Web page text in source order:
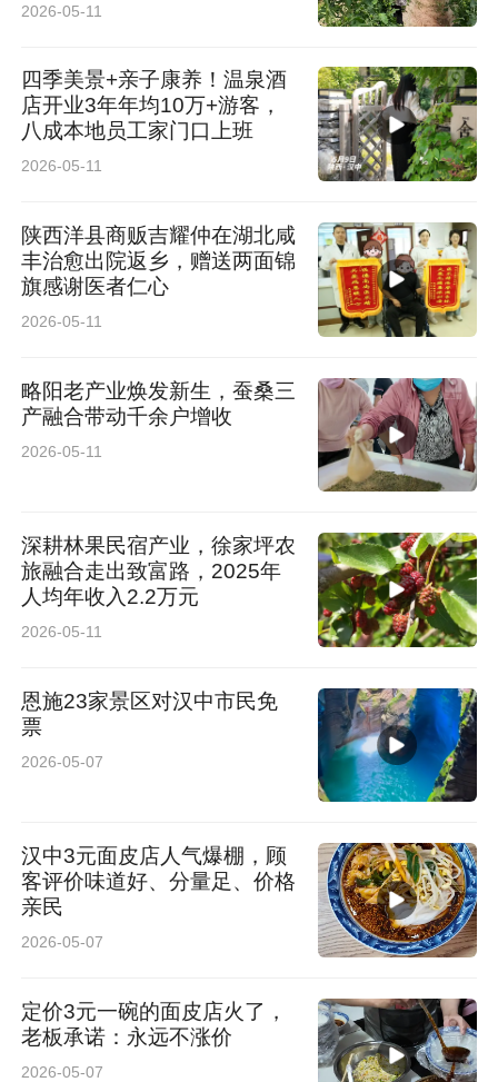
2026-05-11
四季美景+亲子康养！温泉酒
店开业3年年均10万+游客，
八成本地员工家门口上班
2026-05-11
陕西洋县商贩吉耀仲在湖北咸
丰治愈出院返乡，赠送两面锦
旗感谢医者仁心
2026-05-11
略阳老产业焕发新生，蚕桑三
产融合带动千余户增收
2026-05-11
深耕林果民宿产业，徐家坪农
旅融合走出致富路，2025年
人均年收入2.2万元
2026-05-11
恩施23家景区对汉中市民免
票
2026-05-07
汉中3元面皮店人气爆棚，顾
客评价味道好、分量足、价格
亲民
2026-05-07
定价3元一碗的面皮店火了，
老板承诺：永远不涨价
2026-05-07